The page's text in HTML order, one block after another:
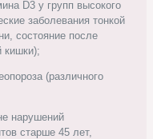
D3 у групп высокого
заболевания тонкой
состояние после
кишки);
(различного
нарушений
старше 45 лет,